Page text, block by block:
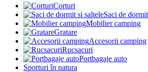
Corturi
Saci de
Mobilier camping
Gratare
Accesorii camping
Rucsacuri
Portbagaje auto
Sporturi în natura